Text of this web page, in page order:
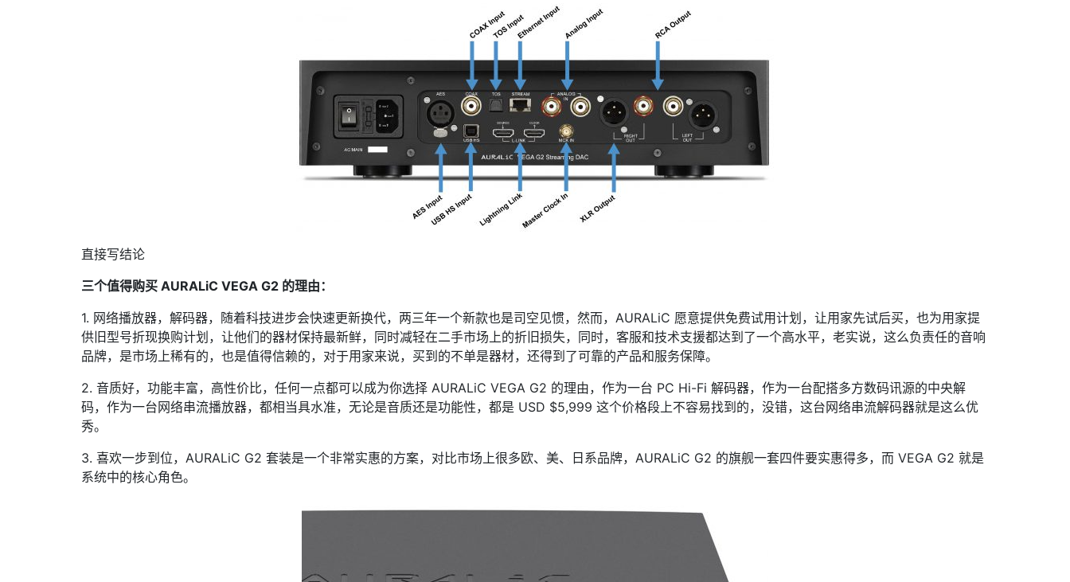
直接写结论
三个值得购买 AURALiC VEGA G2 的理由：
1. 网络播放器，解码器，随着科技进步会快速更新换代，两三年一个新款也是司空见惯，然而，AURALiC 愿意提供免费试用计划，让用家先试后买，也为用家提
供旧型号折现换购计划，让他们的器材保持最新鲜，同时减轻在二手市场上的折旧损失，同时，客服和技术支援都达到了一个高水平，老实说，这么负责任的音响
品牌，是市场上稀有的，也是值得信赖的，对于用家来说，买到的不单是器材，还得到了可靠的产品和服务保障。
2. 音质好，功能丰富，高性价比，任何一点都可以成为你选择 AURALiC VEGA G2 的理由，作为一台 PC Hi-Fi 解码器，作为一台配搭多方数码讯源的中央解
码，作为一台网络串流播放器，都相当具水准，无论是音质还是功能性，都是 USD $5,999 这个价格段上不容易找到的，没错，这台网络串流解码器就是这么优
秀。
3. 喜欢一步到位，AURALiC G2 套装是一个非常实惠的方案，对比市场上很多欧、美、日系品牌，AURALiC G2 的旗舰一套四件要实惠得多，而 VEGA G2 就是
系统中的核心角色。